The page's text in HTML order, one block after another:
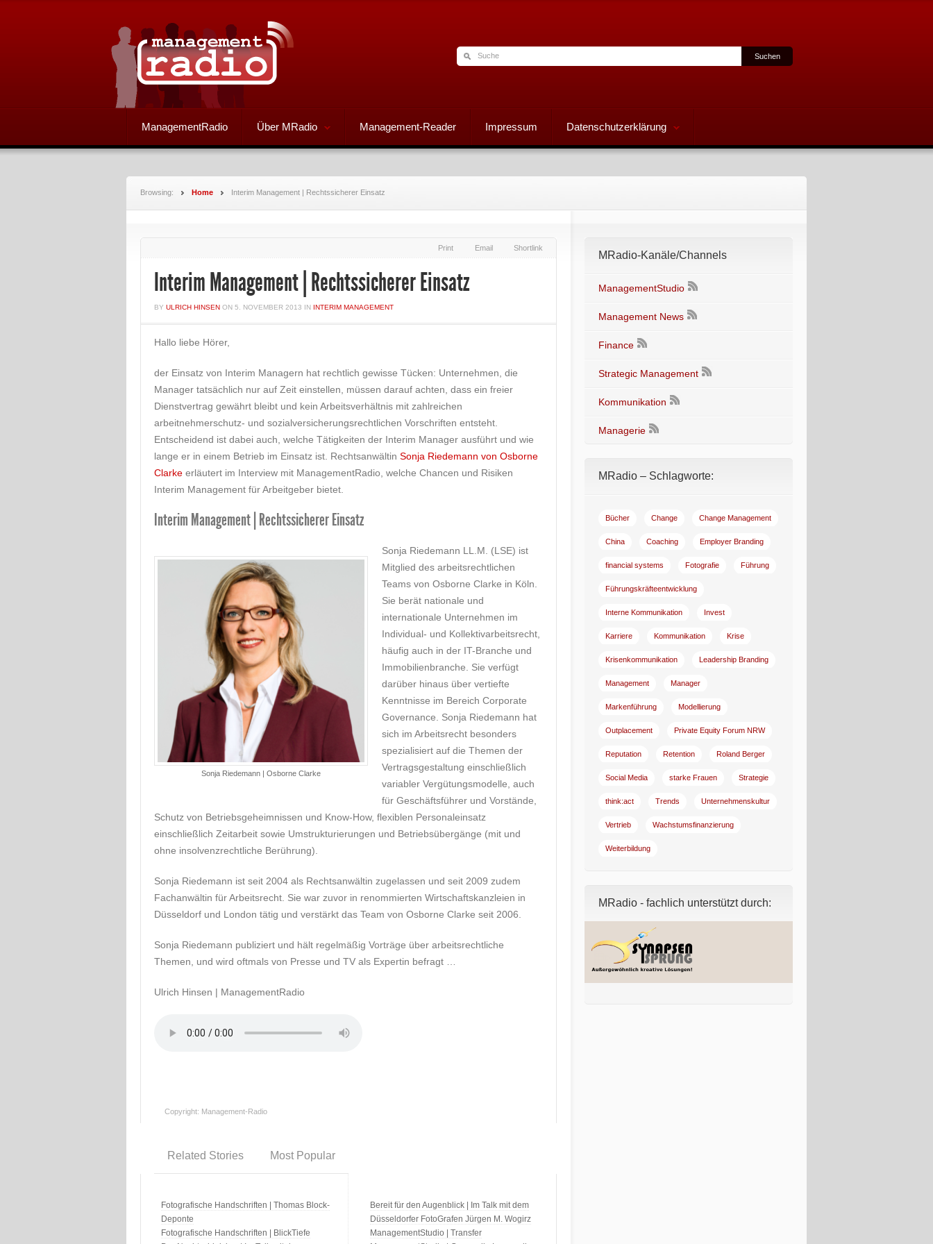
ManagementRadio Über MRadio Management-Reader Impressum Datenschutzerklärung
Browsing: Home Interim Management | Rechtssicherer Einsatz
Print Email Shortlink
Interim Management | Rechtssicherer Einsatz
BY ULRICH HINSEN ON 5. NOVEMBER 2013 IN INTERIM MANAGEMENT
Hallo liebe Hörer,
der Einsatz von Interim Managern hat rechtlich gewisse Tücken: Unternehmen, die
Manager tatsächlich nur auf Zeit einstellen, müssen darauf achten, dass ein freier
Dienstvertrag gewährt bleibt und kein Arbeitsverhältnis mit zahlreichen
arbeitnehmerschutz- und sozialversicherungsrechtlichen Vorschriften entsteht.
Entscheidend ist dabei auch, welche Tätigkeiten der Interim Manager ausführt und wie
lange er in einem Betrieb im Einsatz ist. Rechtsanwältin Sonja Riedemann von Osborne
Clarke erläutert im Interview mit ManagementRadio, welche Chancen und Risiken
Interim Management für Arbeitgeber bietet.
Interim Management | Rechtssicherer Einsatz
Sonja Riedemann | Osborne Clarke
Sonja Riedemann LL.M. (LSE) ist
Mitglied des arbeitsrechtlichen
Teams von Osborne Clarke in Köln.
Sie berät nationale und
internationale Unternehmen im
Individual- und Kollektivarbeitsrecht,
häufig auch in der IT-Branche und
Immobilienbranche. Sie verfügt
darüber hinaus über vertiefte
Kenntnisse im Bereich Corporate
Governance. Sonja Riedemann hat
sich im Arbeitsrecht besonders
spezialisiert auf die Themen der
Vertragsgestaltung einschließlich
variabler Vergütungsmodelle, auch
für Geschäftsführer und Vorstände,
Schutz von Betriebsgeheimnissen und Know-How, flexiblen Personaleinsatz
einschließlich Zeitarbeit sowie Umstrukturierungen und Betriebsübergänge (mit und
ohne insolvenzrechtliche Berührung).
Sonja Riedemann ist seit 2004 als Rechtsanwältin zugelassen und seit 2009 zudem
Fachanwältin für Arbeitsrecht. Sie war zuvor in renommierten Wirtschaftskanzleien in
Düsseldorf und London tätig und verstärkt das Team von Osborne Clarke seit 2006.
Sonja Riedemann publiziert und hält regelmäßig Vorträge über arbeitsrechtliche
Themen, und wird oftmals von Presse und TV als Expertin befragt …
Ulrich Hinsen | ManagementRadio
Copyright: Management-Radio
Related Stories Most Popular
Fotografische Handschriften | Thomas Block-
Deponte
Fotografische Handschriften | BlickTiefe
Bereit für den Augenblick | Im Talk mit dem
Düsseldorfer FotoGrafen Jürgen M. Wogirz
ManagementStudio | Transfer
MRadio-Kanäle/Channels
ManagementStudio
Management News
Finance
Strategic Management
Kommunikation
Managerie
MRadio – Schlagworte:
Bücher Change Change Management
China Coaching Employer Branding
financial systems Fotografie Führung
Führungskräfteentwicklung
Interne Kommunikation Invest
Karriere Kommunikation Krise
Krisenkommunikation Leadership Branding
Management Manager
Markenführung Modellierung
Outplacement Private Equity Forum NRW
Reputation Retention Roland Berger
Social Media starke Frauen Strategie
think:act Trends Unternehmenskultur
Vertrieb Wachstumsfinanzierung
Weiterbildung
MRadio - fachlich unterstützt durch: